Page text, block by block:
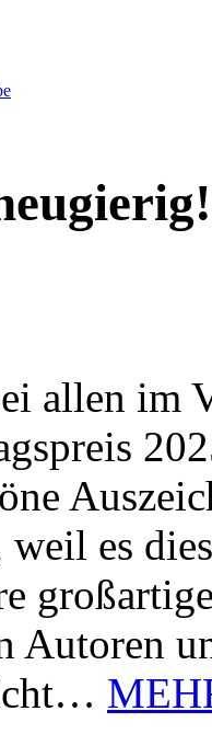
allen im
es
Autoren